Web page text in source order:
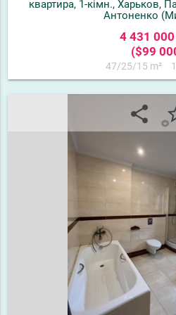
квартира, 1-кімн., Харьков,
Антоненко
4 431 000
($99
47/25/15 m²
share